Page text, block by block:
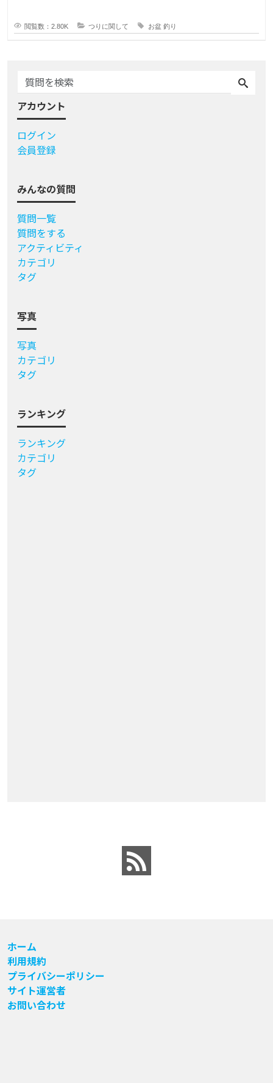
閲覧数：2.80K つりに関して お盆 釣り
アカウント
ログイン
会員登録
みんなの質問
質問一覧
質問をする
アクティビティ
カテゴリ
タグ
写真
写真
カテゴリ
タグ
ランキング
ランキング
カテゴリ
タグ
ホーム
利用規約
プライバシーポリシー
サイト運営者
お問い合わせ